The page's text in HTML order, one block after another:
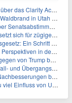
und das Vertrauen der Investoren
in Utah ab
von Finanzierungsbedenken
angesichts von Shutdown-Risiken ein
Energieunabhängigkeit
beim CDC-Gedenkakt ein
Manager fallen
Übergangsregelungen
bei Frühstartrente
von US-Tech-Konzernen